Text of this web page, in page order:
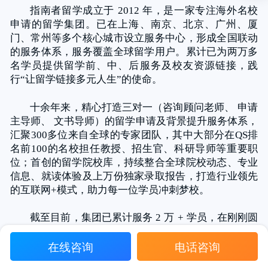
指南者留学成立于 2012 年，是一家专注海外名校
申请的留学集团。已在上海、南京、北京、广州、厦
门、常州等多个核心城市设立服务中心，形成全国联动
的服务体系，服务覆盖全球留学用户。累计已为两万多
名学员提供留学前、中、后服务及校友资源链接，践
行“让留学链接多元人生”的使命。
十余年来，精心打造三对一（咨询顾问老师、 申请
主导师、 文书导师）的留学申请及背景提升服务体系，
汇聚300多位来自全球的专家团队，其中大部分在QS排
名前100的名校担任教授、招生官、科研导师等重要职
位；首创的留学院校库，持续整合全球院校动态、专业
信息、就读体验及上万份独家录取报告，打造行业领先
的互联网+模式，助力每一位学员冲刺梦校。
截至目前，集团已累计服务 2 万 + 学员，在刚刚圆
满收官的2026申请季，指南者留学共帮助 3,720名 学员
收获 10,157枚 名校offer，其中 90%offer 来自世界排名
TOP100 的名校，年度录取 首次突破万枚大关！秉持
在线咨询 电话咨询